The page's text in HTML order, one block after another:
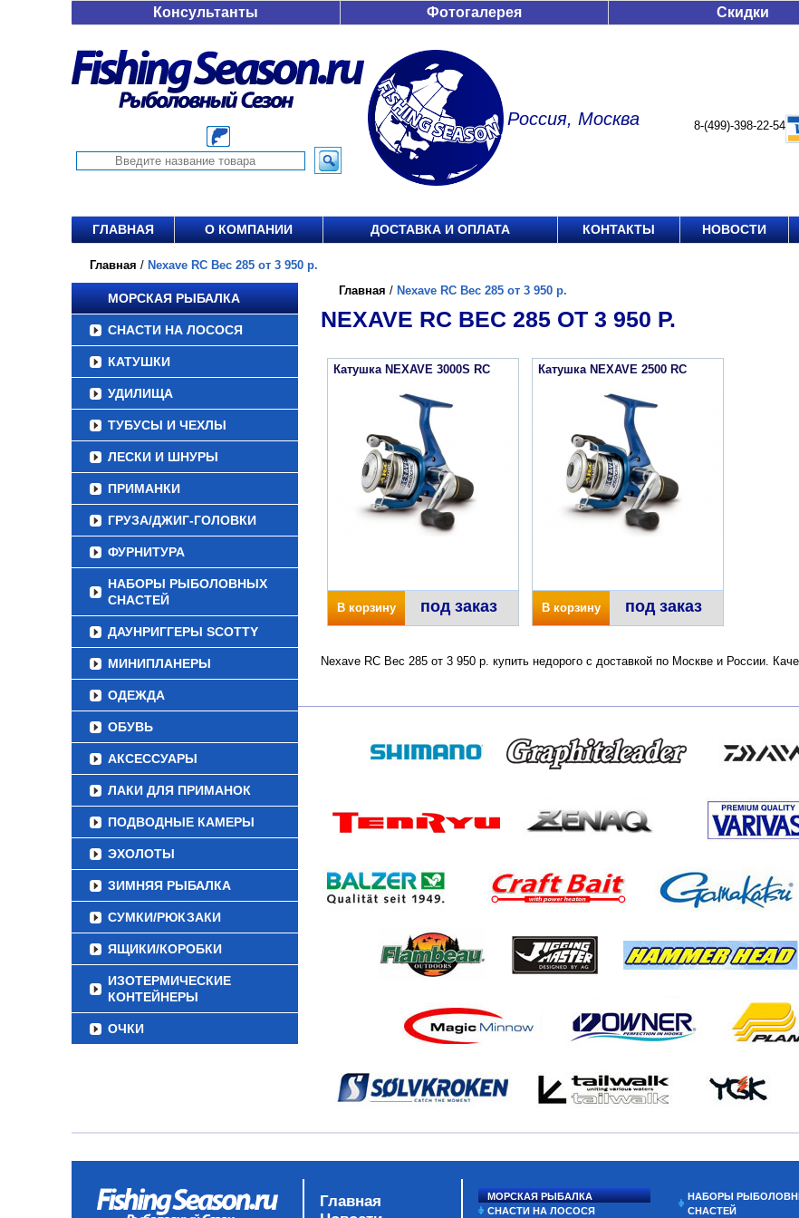
Консультанты Фотогалерея Скидки
Россия, Москва 8-(499)-398-22-54
ГЛАВНАЯ О КОМПАНИИ ДОСТАВКА И ОПЛАТА КОНТАКТЫ НОВОСТИ
Главная / Nexave RC Вес 285 от 3 950 р.
МОРСКАЯ РЫБАЛКА
СНАСТИ НА ЛОСОСЯ
КАТУШКИ
УДИЛИЩА
ТУБУСЫ И ЧЕХЛЫ
ЛЕСКИ И ШНУРЫ
ПРИМАНКИ
ГРУЗА/ДЖИГ-ГОЛОВКИ
ФУРНИТУРА
НАБОРЫ РЫБОЛОВНЫХ
СНАСТЕЙ
ДАУНРИГГЕРЫ SCOTTY
МИНИПЛАНЕРЫ
ОДЕЖДА
ОБУВЬ
АКСЕССУАРЫ
ЛАКИ ДЛЯ ПРИМАНОК
ПОДВОДНЫЕ КАМЕРЫ
ЭХОЛОТЫ
ЗИМНЯЯ РЫБАЛКА
СУМКИ/РЮКЗАКИ
ЯЩИКИ/КОРОБКИ
ИЗОТЕРМИЧЕСКИЕ
КОНТЕЙНЕРЫ
ОЧКИ
Главная / Nexave RC Вес 285 от 3 950 р.
NEXAVE RC ВЕС 285 ОТ 3 950 Р.
Катушка NEXAVE 3000S RC
В корзину под заказ
Катушка NEXAVE 2500 RC
В корзину под заказ
Nexave RC Вес 285 от 3 950 р. купить недорого с доставкой по Москве и России.
Главная
МОРСКАЯ РЫБАЛКА
СНАСТИ НА ЛОСОСЯ
НАБОРЫ
СНАСТЕЙ